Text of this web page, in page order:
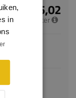
€ 5,02
per meter
verwachte
in